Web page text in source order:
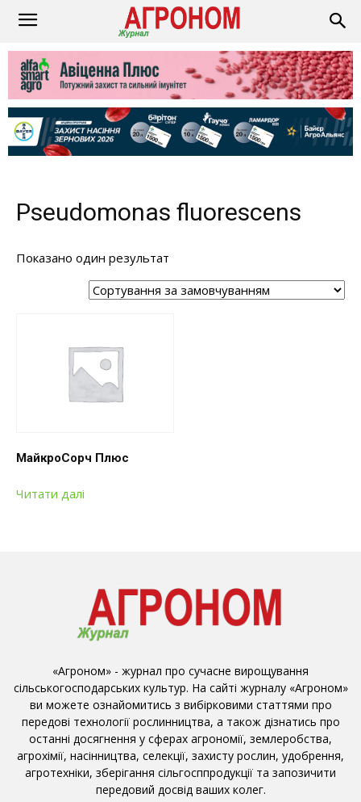
Pseudomonas fluorescens
Показано один результат
МайкроСорч Плюс
Читати далі
«Агроном» - журнал про сучасне вирощування
сільськогосподарських культур. На сайті журналу «Агроном»
ви можете ознайомитись з вибірковими статтями про
передові технології рослинництва, а також дізнатись про
останні досягнення у сферах агрономії, землеробства,
агрохімії, насінництва, селекції, захисту рослин, удобрення,
агротехніки, зберігання сільгосппродукції та запозичити
передовий досвід ваших колег.